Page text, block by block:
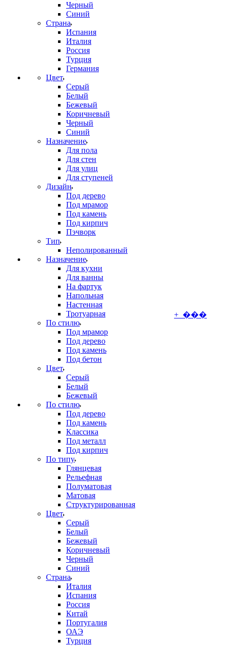
Черный
Синий
Страна
Испания
Италия
Россия
Турция
Германия
Цвет
Серый
Белый
Бежевый
Коричневый
Черный
Синий
Назначение
Для пола
Для стен
Для улиц
Для ступеней
Дизайн
Под дерево
Под мрамор
Под камень
Под кирпич
Пэчворк
Тип
Неполированный
Назначение
Для кухни
Для ванны
На фартук
Напольная
Настенная
Тротуарная
По стилю
Под мрамор
Под дерево
Под камень
Под бетон
Цвет
Серый
Белый
Бежевый
По стилю
Под дерево
Под камень
Классика
Под металл
Под кирпич
По типу
Глянцевая
Рельефная
Полуматовая
Матовая
Структурированная
Цвет
Серый
Белый
Бежевый
Коричневый
Черный
Синий
Страна
Италия
Испания
Россия
Китай
Португалия
ОАЭ
Турция
+ ���